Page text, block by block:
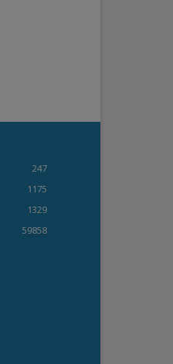
247
1175
1329
59858